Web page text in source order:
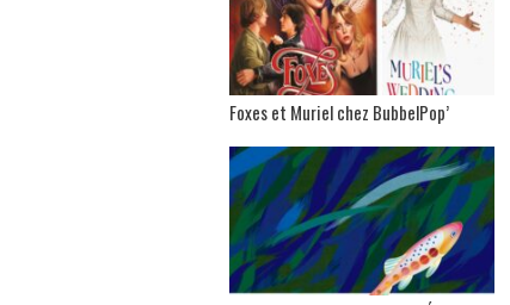
Foxes et Muriel chez BubbelPop’